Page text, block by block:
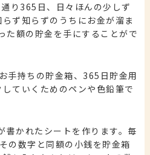
り365日、日々ほんの少しず
ず知らずのうちにお金が溜ま
た額の貯金を手にすることがで
手持ちの貯金箱、365日貯金用
ていくためのペンや色鉛筆で
書かれたシートを作ります。毎
の数字と同額の小銭を貯金箱